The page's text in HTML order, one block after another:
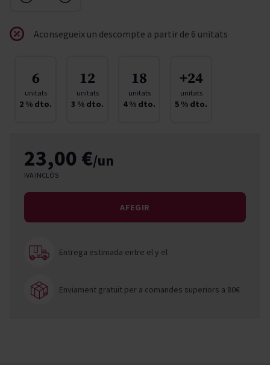
Aconsegueix un descompte a partir de 6 unitats
6
unitats
2 % dto.
12
unitats
3 % dto.
18
unitats
4% dto.
+24
unitats
5 % dto.
23,00 €/un
IVA INCLÒS
AFEGIR
Entrega estimada entre ely el
Enviament gratuït per a comandes superiors a 80€